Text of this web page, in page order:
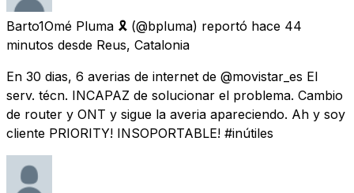
Barto1Omé Pluma 🎗 (@bpluma) reportó hace 44
minutos desde Reus, Catalonia
En 30 dias, 6 averias de internet de @movistar_es El
serv. técn. INCAPAZ de solucionar el problema. Cambio
de router y ONT y sigue la averia apareciendo. Ah y soy
cliente PRIORITY! INSOPORTABLE! #inútiles